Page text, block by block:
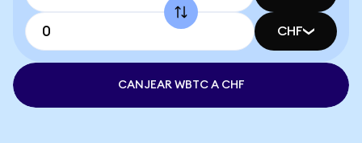
CHF
CANJEAR WBTC A CHF